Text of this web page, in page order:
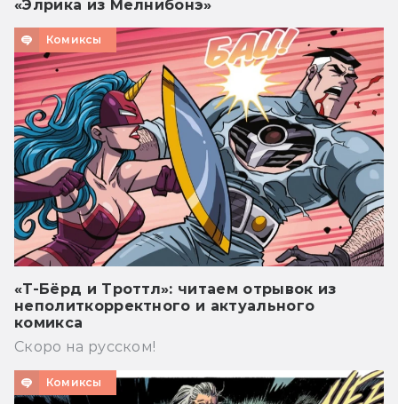
«Элрика из Мелнибонэ»
Комиксы
«Т-Бёрд и Троттл»: читаем отрывок из
неполиткорректного и актуального
комикса
Скоро на русском!
Комиксы